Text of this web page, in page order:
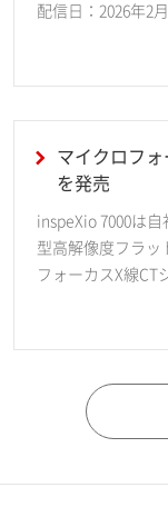
配信日：2026年2
マイクロフ
を発売
inspeXio 7000は
型高解像度フラッ
フォーカスX線CT